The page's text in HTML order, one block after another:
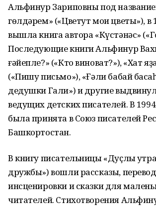
Альфинур Зариповны под
гөлдәрем» («Цветут мои цветы»), в
вышла книга автора «Күстәнәс»
Последующие книги Альфинур
ғәйепле?» («Кто виноват?»), «Хат
(«Пишу письмо»), «Ғәли бабай
дедушки Гали») и другие
ведущих детских писателей. В
была принята в Союз писателей
Башкортостан.
В книгу писательницы «Дуҫлыҡ
дружбы») вошли рассказы,
инсценировки и сказки для
читателей. Стихотворения